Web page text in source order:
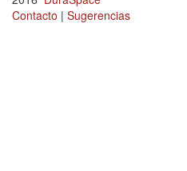
Contacto | Sugerencias